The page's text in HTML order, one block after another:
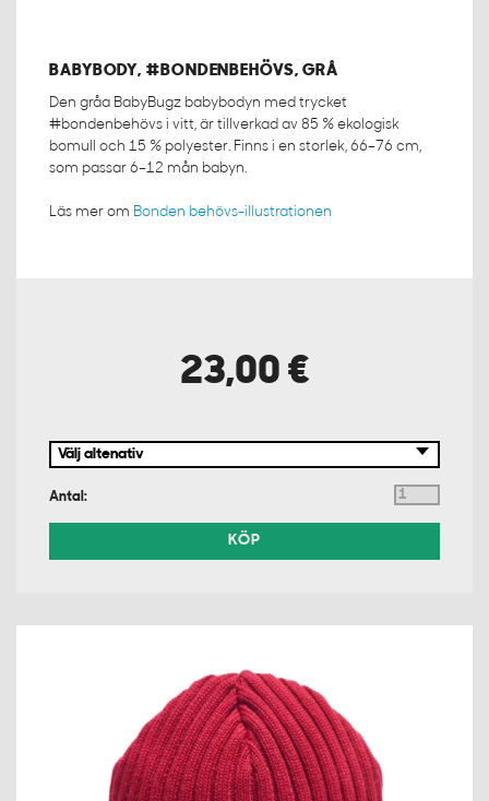
BABYBODY, #BONDENBEHÖVS, GRÅ
Den gråa BabyBugz babybodyn med trycket
#bondenbehövs i vitt, är tillverkad av 85 % ekologisk
bomull och 15 % polyester. Finns i en storlek, 66–76 cm,
som passar 6–12 mån babyn.
Läs mer om Bonden behövs-illustrationen
23,00 €
Antal:
KÖP